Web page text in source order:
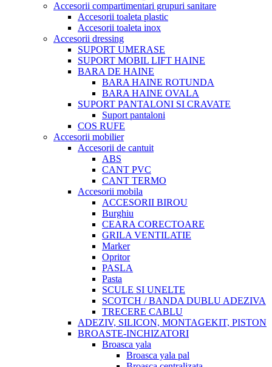
Accesorii compartimentari grupuri sanitare
Accesorii toaleta plastic
Accesorii toaleta inox
Accesorii dressing
SUPORT UMERASE
SUPORT MOBIL LIFT HAINE
BARA DE HAINE
BARA HAINE ROTUNDA
BARA HAINE OVALA
SUPORT PANTALONI SI CRAVATE
Suport pantaloni
COS RUFE
Accesorii mobilier
Accesorii de cantuit
ABS
CANT PVC
CANT TERMO
Accesorii mobila
ACCESORII BIROU
Burghiu
CEARA CORECTOARE
GRILA VENTILATIE
Marker
Opritor
PASLA
Pasta
SCULE SI UNELTE
SCOTCH / BANDA DUBLU ADEZIVA
TRECERE CABLU
ADEZIV, SILICON, MONTAGEKIT, PISTON
BROASTE-INCHIZATORI
Broasca yala
Broasca yala pal